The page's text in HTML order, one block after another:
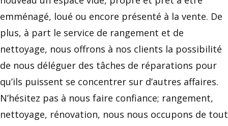
emménagé, loué ou encore présenté à la vente. De
plus, à part le service de rangement et de
nettoyage, nous offrons à nos clients la possibilité
de nous déléguer des tâches de réparations pour
qu’ils puissent se concentrer sur d’autres affaires.
N’hésitez pas à nous faire confiance; rangement,
nettoyage, rénovation, nous nous occupons de tout